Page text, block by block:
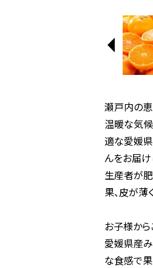
瀬戸内の恵
温暖な気候
適な愛媛
んをお届け
生産者が
果、皮が薄
お子様か
愛媛県産
な食感で果